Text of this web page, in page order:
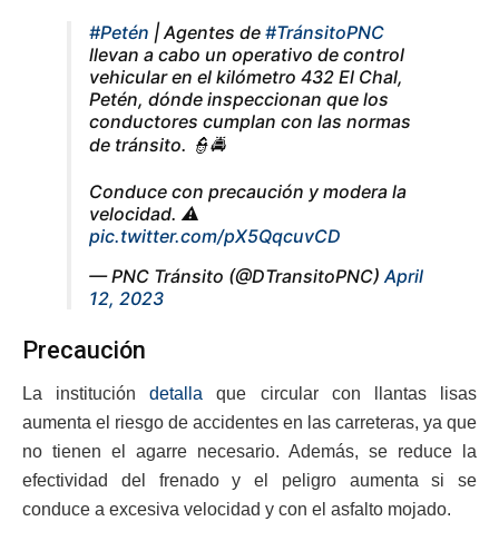
#Petén | Agentes de #TránsitoPNC
llevan a cabo un operativo de control
vehicular en el kilómetro 432 El Chal,
Petén, dónde inspeccionan que los
conductores cumplan con las normas
de tránsito. 👮🚔
Conduce con precaución y modera la
velocidad. ⚠️
pic.twitter.com/pX5QqcuvCD
— PNC Tránsito (@DTransitoPNC)April
12, 2023
Precaución
La institucióndetalla que circular con llantas lisas
aumenta el riesgo de accidentes en las carreteras, ya que
no tienen el agarre necesario. Además, se reduce la
efectividad del frenado y el peligro aumenta si se
conduce a excesiva velocidad y con el asfalto mojado.